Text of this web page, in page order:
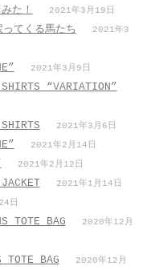
た！ 2021年3月19日
ってくる馬たち
2021年3
2021年3月9日
“VARIATION”
2021年3月6日
2021年2月14日
2021年2月12日
2021年1月14日
日
TOTE BAG
2020年12月
BAG
2020年12月